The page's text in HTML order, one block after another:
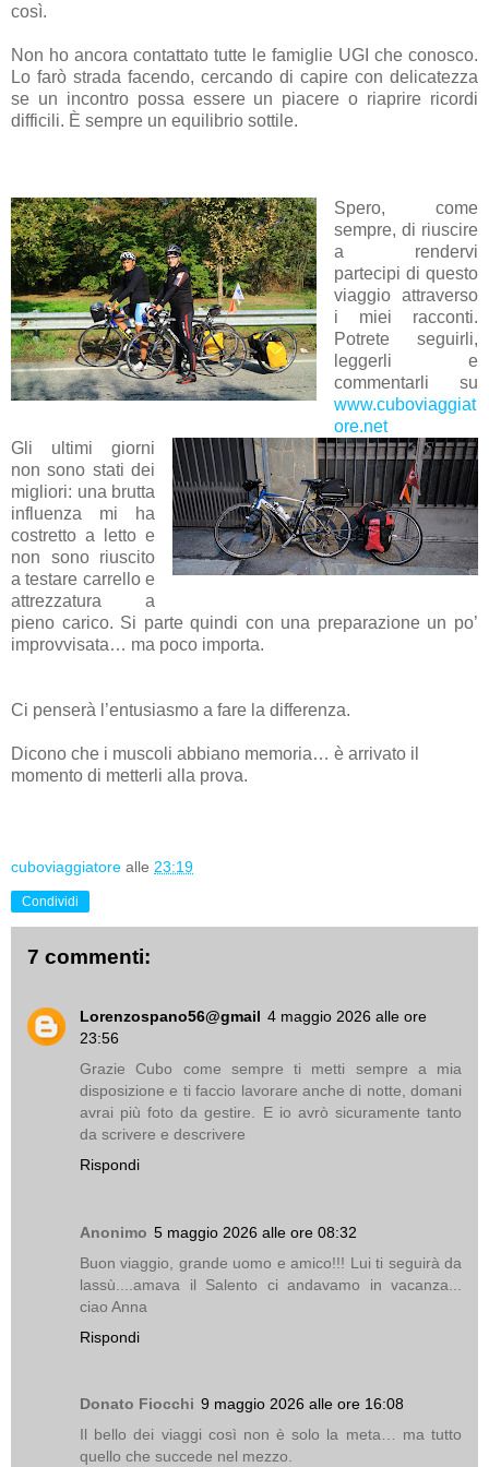
così.
Non ho ancora contattato tutte le famiglie UGI che conosco.
Lo farò strada facendo, cercando di capire con delicatezza
se un incontro possa essere un piacere o riaprire ricordi
difficili. È sempre un equilibrio sottile.
Spero, come
sempre, di riuscire
a rendervi
partecipi di questo
viaggio attraverso
i miei racconti.
Potrete seguirli,
leggerli e
commentarli su
www.cuboviaggiat
ore.net
Gli ultimi giorni
non sono stati dei
migliori: una brutta
influenza mi ha
costretto a letto e
non sono riuscito
a testare carrello e
attrezzatura a
pieno carico. Si parte quindi con una preparazione un po’
improvvisata… ma poco importa.
Ci penserà l’entusiasmo a fare la differenza.
Dicono che i muscoli abbiano memoria… è arrivato il
momento di metterli alla prova.
cuboviaggiatore alle 23:19
Condividi
7 commenti:
Lorenzospano56@gmail 4 maggio 2026 alle ore
23:56
Grazie Cubo come sempre ti metti sempre a mia
disposizione e ti faccio lavorare anche di notte, domani
avrai più foto da gestire. E io avrò sicuramente tanto
da scrivere e descrivere
Rispondi
Anonimo 5 maggio 2026 alle ore 08:32
Buon viaggio, grande uomo e amico!!! Lui ti seguirà da
lassù....amava il Salento ci andavamo in vacanza...
ciao Anna
Rispondi
Donato Fiocchi 9 maggio 2026 alle ore 16:08
Il bello dei viaggi così non è solo la meta… ma tutto
quello che succede nel mezzo.